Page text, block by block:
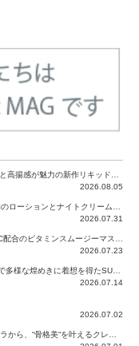
2026.08.05
2026.07.31
2026.07.23
2026.07.14
2026.07.02